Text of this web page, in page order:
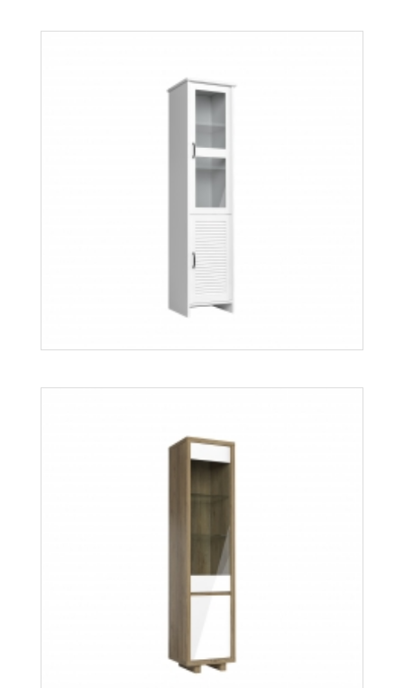
Aspen RTV
Więcej